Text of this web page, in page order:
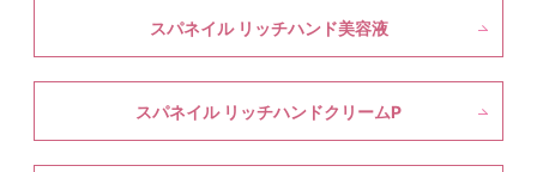
スパネイル リッチハンド美容液
スパネイル リッチハンドクリームP